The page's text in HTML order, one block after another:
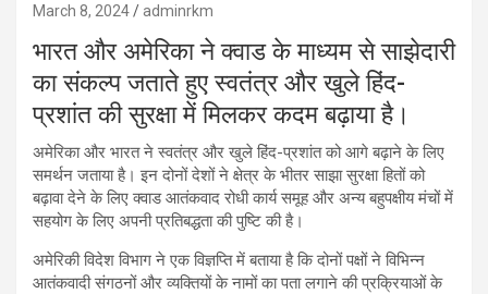
March 8, 2024 adminrkm
भारत और अमेरिका ने क्वाड के माध्यम से साझेदारी
का संकल्प जताते हुए स्वतंत्र और खुले हिंद-
प्रशांत की सुरक्षा में मिलकर कदम बढ़ाया है।
अमेरिका और भारत ने स्वतंत्र और खुले हिंद-प्रशांत को आगे बढ़ाने के लिए
समर्थन जताया है। इन दोनों देशों ने क्षेत्र के भीतर साझा सुरक्षा हितों को
बढ़ावा देने के लिए क्वाड आतंकवाद रोधी कार्य समूह और अन्य बहुपक्षीय मंचों में
सहयोग के लिए अपनी प्रतिबद्धता की पुष्टि की है।
अमेरिकी विदेश विभाग ने एक विज्ञप्ति में बताया है कि दोनों पक्षों ने विभिन्न
आतंकवादी संगठनों और व्यक्तियों के नामों का पता लगाने की प्रक्रियाओं के